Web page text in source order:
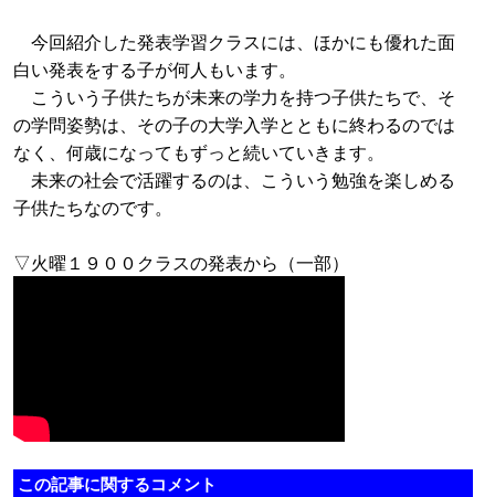
今回紹介した発表学習クラスには、ほかにも優れた面
白い発表をする子が何人もいます。
こういう子供たちが未来の学力を持つ子供たちで、そ
の学問姿勢は、その子の大学入学とともに終わるのでは
なく、何歳になってもずっと続いていきます。
未来の社会で活躍するのは、こういう勉強を楽しめる
子供たちなのです。
▽火曜１９００クラスの発表から（一部）
この記事に関するコメント